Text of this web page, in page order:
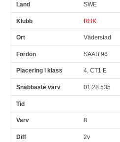
SWE
RHK
Väderstad
SAAB 96
4, CT1 E
01:28.535
8
2v